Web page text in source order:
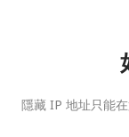
隱藏 IP 地址只能